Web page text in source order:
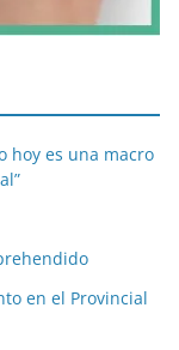
hoy es una macro
en el Provincial